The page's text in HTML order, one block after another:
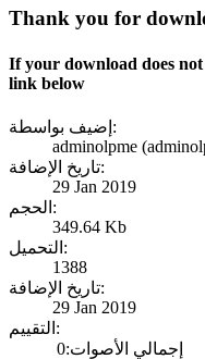
If your download does
link below
إضيف بواسطة:
adminolpme
تاريخ الإضافة:
29 Jan 2019
الحجم:
349.64 Kb
التحميل:
1388
تاريخ الإضافة:
29 Jan 2019
التقييم:
إجمالي الأصوات:0